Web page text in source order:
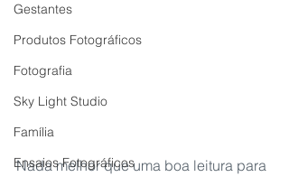
Gestantes
Produtos Fotográficos
Fotografia
Sky Light Studio
Família
Ensaios Fotográficos
Nada melhor que uma boa leitura para